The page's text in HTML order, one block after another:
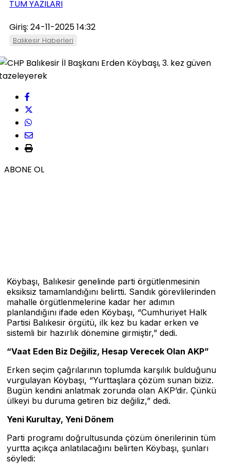
TÜM YAZILARI
Giriş: 24-11-2025 14:32
Balıkesir Haberleri
ABONE OL
Köybaşı, Balıkesir genelinde parti örgütlenmesinin
eksiksiz tamamlandığını belirtti. Sandık görevlilerinden
mahalle örgütlenmelerine kadar her adımın
planlandığını ifade eden Köybaşı, “Cumhuriyet Halk
Partisi Balıkesir örgütü, ilk kez bu kadar erken ve
sistemli bir hazırlık dönemine girmiştir,” dedi.
“Vaat Eden Biz Değiliz, Hesap Verecek Olan AKP”
Erken seçim çağrılarının toplumda karşılık bulduğunu
vurgulayan Köybaşı, “Yurttaşlara çözüm sunan biziz.
Bugün kendini anlatmak zorunda olan AKP’dir. Çünkü
ülkeyi bu duruma getiren biz değiliz,” dedi.
Yeni Kurultay, Yeni Dönem
Parti programı doğrultusunda çözüm önerilerinin tüm
yurtta açıkça anlatılacağını belirten Köybaşı, şunları
söyledi: